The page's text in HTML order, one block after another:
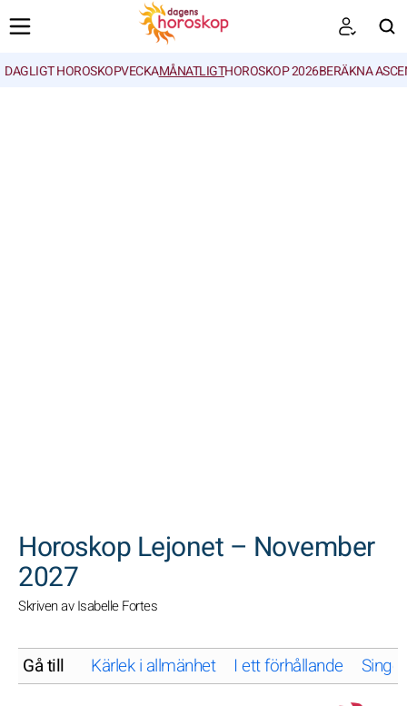
DAGLIGT HOROSKOPVECKAMÅNATLIGTHOROSKOP 2026BERÄKNA
Horoskop Lejonet – November
2027
Skriven av Isabelle Fortes
Gå till Kärlek i allmänhet I ett förhållande Singel